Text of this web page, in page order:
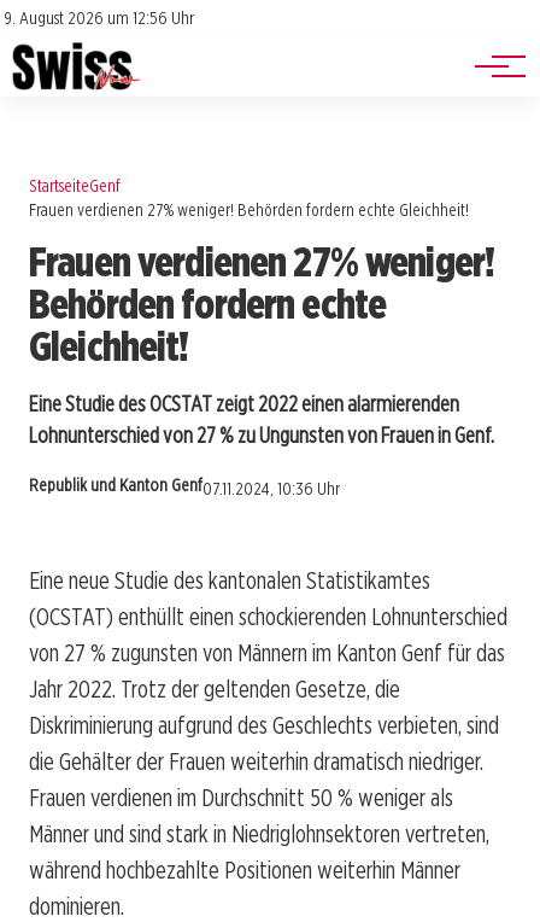
9. August 2026 um 12:56 Uhr
Impressum
Datenschutz
Jobs
Events
StartseiteGenf
Frauen verdienen 27% weniger! Behörden fordern echte Gleichheit!
Frauen verdienen 27% weniger!
Behörden fordern echte
Gleichheit!
Eine Studie des OCSTAT zeigt 2022 einen alarmierenden
Lohnunterschied von 27 % zu Ungunsten von Frauen in Genf.
Republik und Kanton Genf07.11.2024, 10:36 Uhr
Eine neue Studie des kantonalen Statistikamtes
(OCSTAT) enthüllt einen schockierenden Lohnunterschied
von 27 % zugunsten von Männern im Kanton Genf für das
Jahr 2022. Trotz der geltenden Gesetze, die
Diskriminierung aufgrund des Geschlechts verbieten, sind
die Gehälter der Frauen weiterhin dramatisch niedriger.
Frauen verdienen im Durchschnitt 50 % weniger als
Männer und sind stark in Niedriglohnsektoren vertreten,
während hochbezahlte Positionen weiterhin Männer
dominieren.